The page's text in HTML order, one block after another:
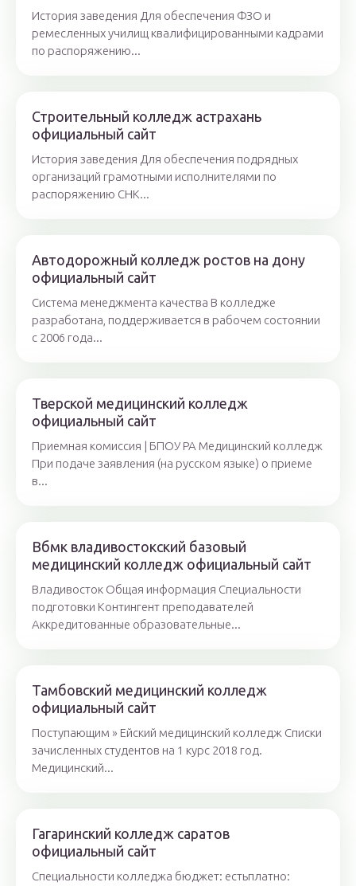
История заведения Для обеспечения ФЗО и
ремесленных училищ квалифицированными кадрами
по распоряжению...
Строительный колледж астрахань
официальный сайт
История заведения Для обеспечения подрядных
организаций грамотными исполнителями по
распоряжению СНК...
Автодорожный колледж ростов на дону
официальный сайт
Система менеджмента качества В колледже
разработана, поддерживается в рабочем состоянии
с 2006 года...
Тверской медицинский колледж
официальный сайт
Приемная комиссия | БПОУ РА Медицинский колледж
При подаче заявления (на русском языке) о приеме
в...
Вбмк владивостокский базовый
медицинский колледж официальный сайт
Владивосток Общая информация Специальности
подготовки Контингент преподавателей
Аккредитованные образовательные...
Тамбовский медицинский колледж
официальный сайт
Поступающим » Ейский медицинский колледж Списки
зачисленных студентов на 1 курс 2018 год.
Медицинский...
Гагаринский колледж саратов
официальный сайт
Специальности колледжа бюджет: естьплатно: